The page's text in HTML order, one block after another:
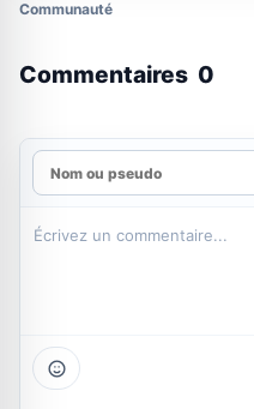
Communauté
Commentaires 0